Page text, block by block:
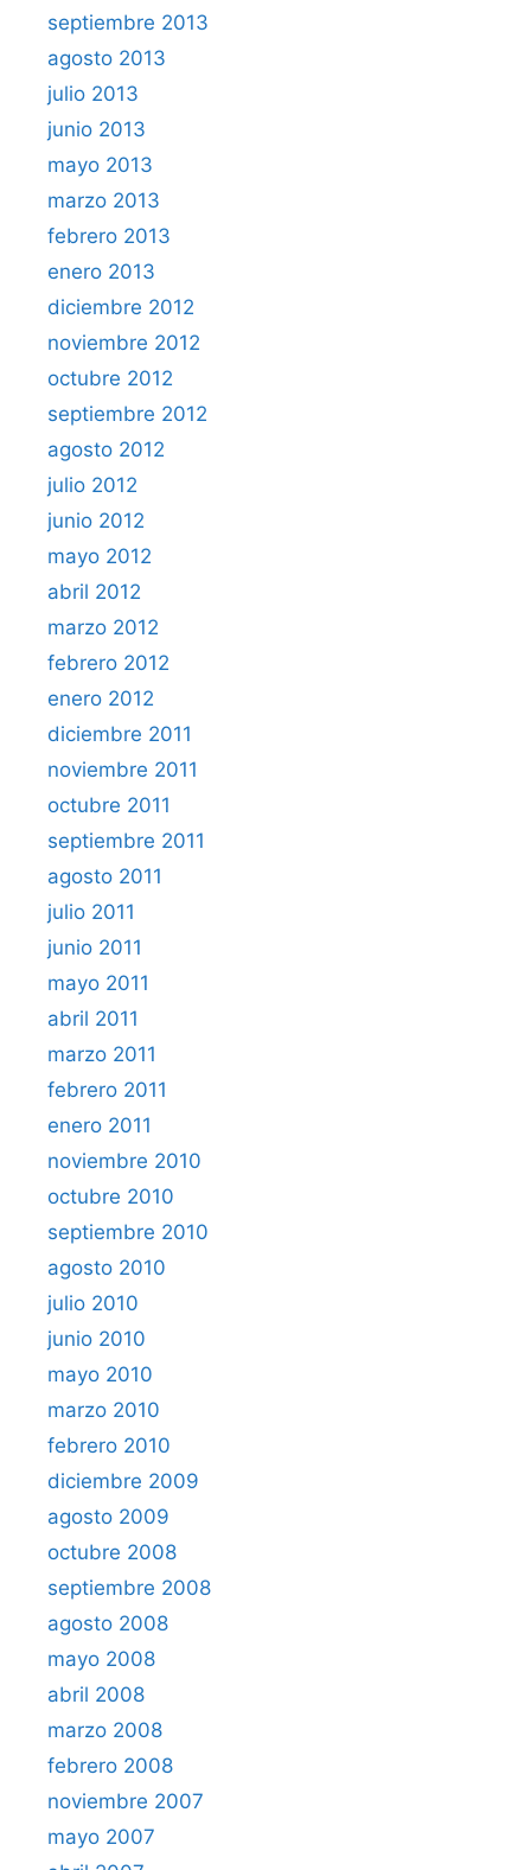
septiembre 2013
agosto 2013
julio 2013
junio 2013
mayo 2013
marzo 2013
febrero 2013
enero 2013
diciembre 2012
noviembre 2012
octubre 2012
septiembre 2012
agosto 2012
julio 2012
junio 2012
mayo 2012
abril 2012
marzo 2012
febrero 2012
enero 2012
diciembre 2011
noviembre 2011
octubre 2011
septiembre 2011
agosto 2011
julio 2011
junio 2011
mayo 2011
abril 2011
marzo 2011
febrero 2011
enero 2011
noviembre 2010
octubre 2010
septiembre 2010
agosto 2010
julio 2010
junio 2010
mayo 2010
marzo 2010
febrero 2010
diciembre 2009
agosto 2009
octubre 2008
septiembre 2008
agosto 2008
mayo 2008
abril 2008
marzo 2008
febrero 2008
noviembre 2007
mayo 2007